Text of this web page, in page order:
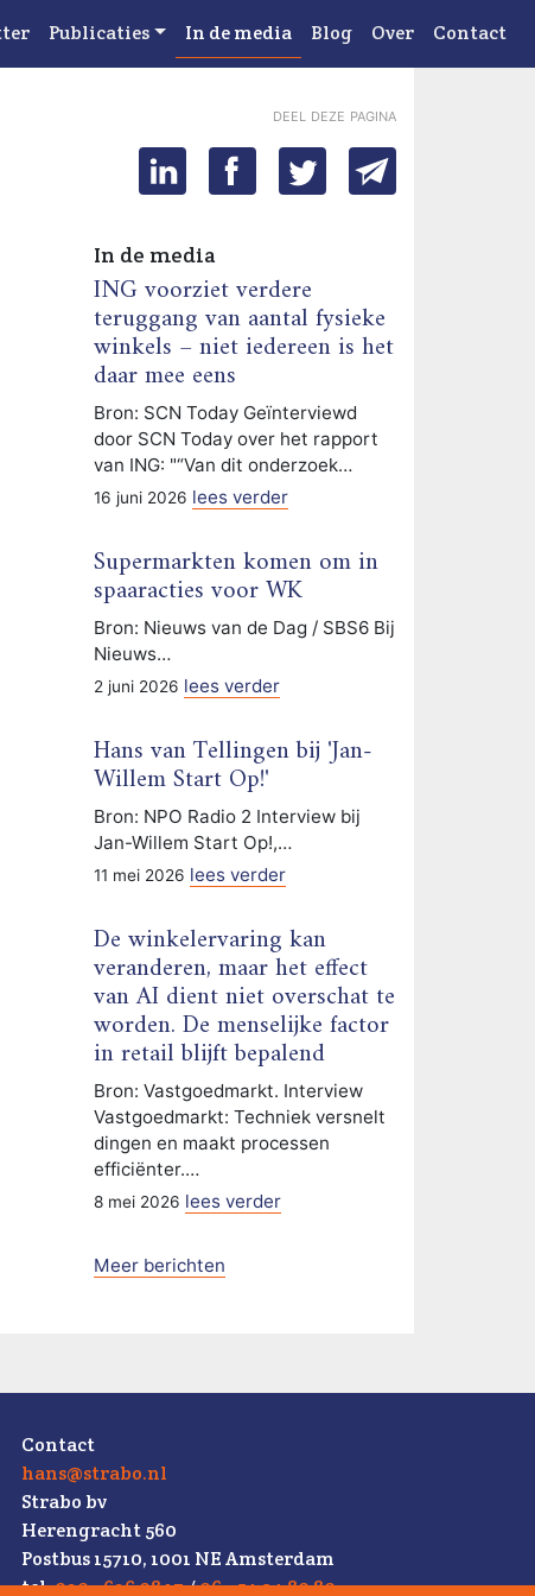
Publicaties In de media Blog Over Contact
deel deze pagina
In de media
ING voorziet verdere
teruggang van aantal fysieke
winkels – niet iedereen is het
daar mee eens
Bron: SCN Today Geïnterviewd
door SCN Today over het rapport
van ING: "“Van dit onderzoek…
16 juni 2026 lees verder
Supermarkten komen om in
spaaracties voor WK
Bron: Nieuws van de Dag / SBS6 Bij
Nieuws…
2 juni 2026 lees verder
Hans van Tellingen bij 'Jan-
Willem Start Op!'
Bron: NPO Radio 2 Interview bij
Jan-Willem Start Op!,…
11 mei 2026 lees verder
De winkelervaring kan
veranderen, maar het effect
van AI dient niet overschat te
worden. De menselijke factor
in retail blijft bepalend
Bron: Vastgoedmarkt. Interview
Vastgoedmarkt: Techniek versnelt
dingen en maakt processen
efficiënter.…
8 mei 2026 lees verder
Meer berichten
Contact
hans@strabo.nl
Strabo bv
Herengracht 560
Postbus 15710, 1001 NE Amsterdam
tel.020 - 626 08 17/06 - 54 34 80 80